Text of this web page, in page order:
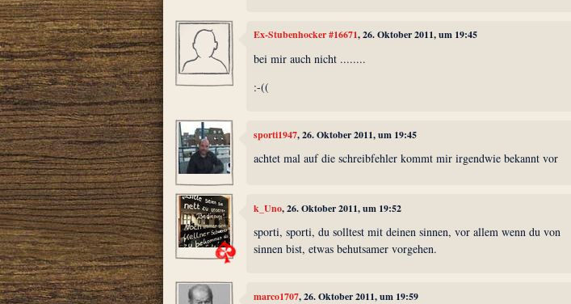
Ex-Stubenhocker #16671, 26. Oktober 2011, um 19:45
bei mir auch nicht ........
:-((
sporti1947, 26. Oktober 2011, um 19:45
achtet mal auf die schreibfehler kommt mir irgendwie bekannt vor
k_Uno, 26. Oktober 2011, um 19:52
sporti, sporti, du solltest mit deinen sinnen, vor allem wenn du von
sinnen bist, etwas behutsamer vorgehen.
marco1707, 26. Oktober 2011, um 19:59